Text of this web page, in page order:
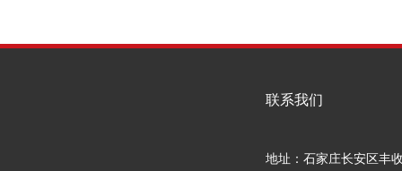
联系我们
地址：石家庄长安区丰